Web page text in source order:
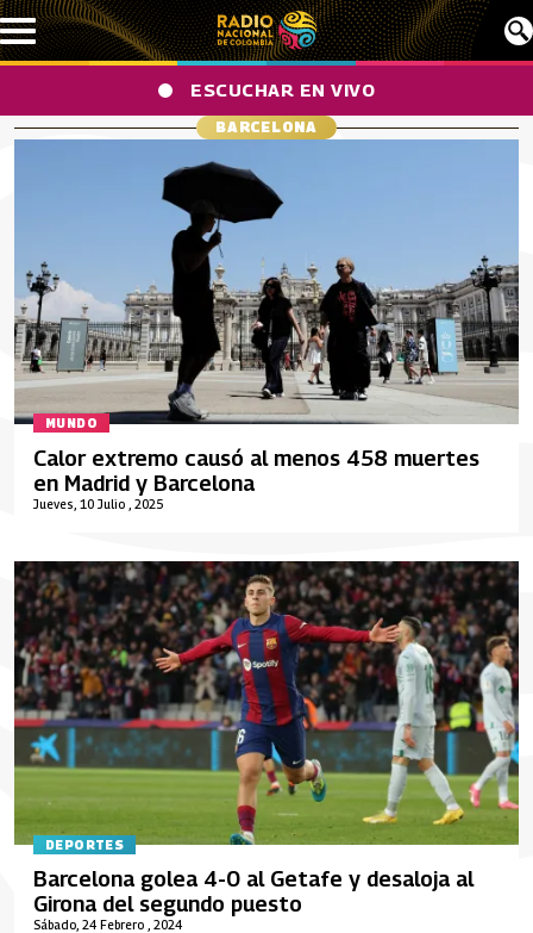
Pasar al contenido principal
ESCUCHAR EN VIVO
BARCELONA
MUNDO
Jueves, 10 Julio , 2025
Calor extremo causó al menos 458 muertes
en Madrid y Barcelona
DEPORTES
Sábado, 24 Febrero , 2024
Barcelona golea 4-0 al Getafe y desaloja al
Girona del segundo puesto